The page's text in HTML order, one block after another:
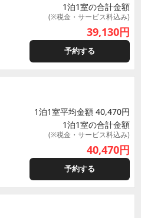
1泊1室の合計金額
(※税金・サービス料込み)
39,130円
予約する
1泊1室平均金額 40,470円
1泊1室の合計金額
(※税金・サービス料込み)
40,470円
予約する